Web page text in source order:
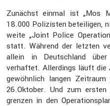
Zunächst einmal ist „Mos
18.000 Polizisten betei­ligen,
weite „Joint Police
statt. Während der letzten
allein in Deutsch­land
verhaftet. Aller­dings läuft
ge­wöhn­lich langen
26.Oktober. Und zum
grenzen in den